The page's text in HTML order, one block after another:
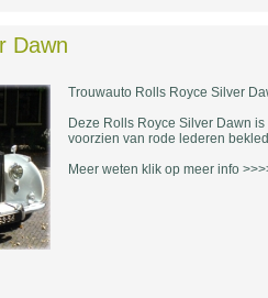
Dawn
Trouwauto Rolls Royce Silver
Deze Rolls Royce Silver Dawn
voorzien van rode lederen
Meer weten klik op meer info